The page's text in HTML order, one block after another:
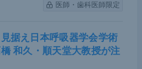
医師・歯科医師限定
据え日本呼吸器学会学術
和久・順天堂大教授が注